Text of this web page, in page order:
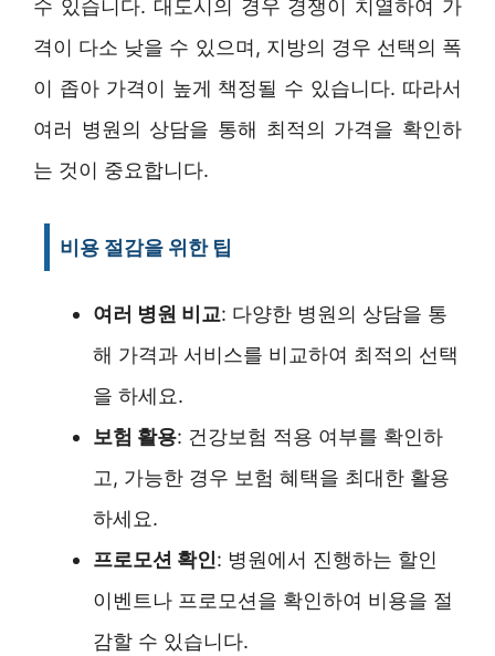
수 있습니다. 대도시의 경우 경쟁이 치열하여 가
격이 다소 낮을 수 있으며, 지방의 경우 선택의 폭
이 좁아 가격이 높게 책정될 수 있습니다. 따라서
여러 병원의 상담을 통해 최적의 가격을 확인하
는 것이 중요합니다.
비용 절감을 위한 팁
여러 병원 비교: 다양한 병원의 상담을 통
해 가격과 서비스를 비교하여 최적의 선택
을 하세요.
보험 활용: 건강보험 적용 여부를 확인하
고, 가능한 경우 보험 혜택을 최대한 활용
하세요.
프로모션 확인: 병원에서 진행하는 할인
이벤트나 프로모션을 확인하여 비용을 절
감할 수 있습니다.